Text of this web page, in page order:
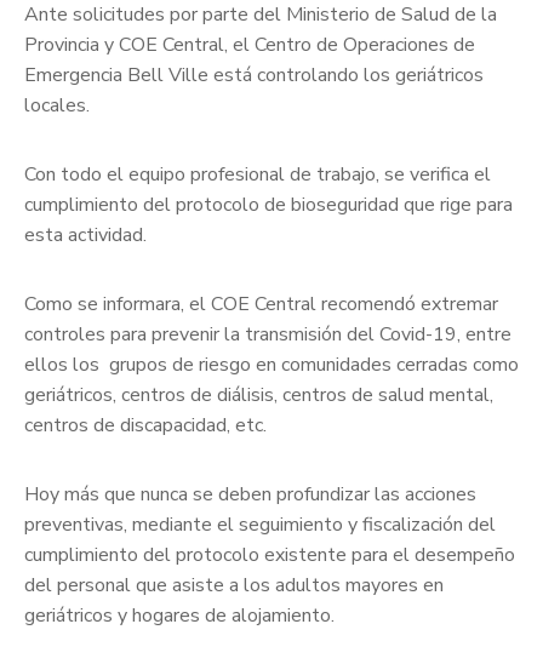
Ante solicitudes por parte del Ministerio de Salud de la
Provincia y COE Central, el Centro de Operaciones de
Emergencia Bell Ville está controlando los geriátricos
locales.
Con todo el equipo profesional de trabajo, se verifica el
cumplimiento del protocolo de bioseguridad que rige para
esta actividad.
Como se informara, el COE Central recomendó extremar
controles para prevenir la transmisión del Covid-19, entre
ellos los grupos de riesgo en comunidades cerradas como
geriátricos, centros de diálisis, centros de salud mental,
centros de discapacidad, etc.
Hoy más que nunca se deben profundizar las acciones
preventivas, mediante el seguimiento y fiscalización del
cumplimiento del protocolo existente para el desempeño
del personal que asiste a los adultos mayores en
geriátricos y hogares de alojamiento.